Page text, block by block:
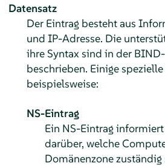
Datensatz
Der Eintrag besteht aus
und IP-Adresse. Die
ihre Syntax sind in der
beschrieben. Einige
beispielsweise:
NS-Eintrag
Ein NS-Eintrag
darüber, welche
Domänenzone zuständig